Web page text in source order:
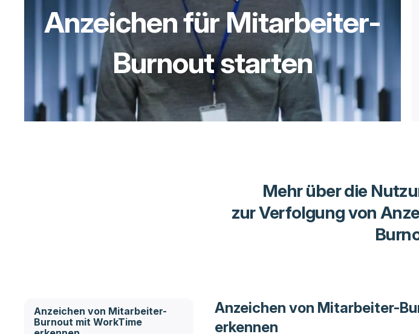
Anzeichen für Mitarbeiter-
Burnout starten
Anzeichen von Mitarbeiter-
Burnout mit WorkTime
Mehr über die
zur Verfolgung von
Anzeichen von Mitarbeiter-
erkennen